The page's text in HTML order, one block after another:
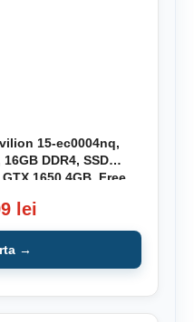
15-ec0004nq,
DDR4, SSD
1650 4GB, Free
lei
→